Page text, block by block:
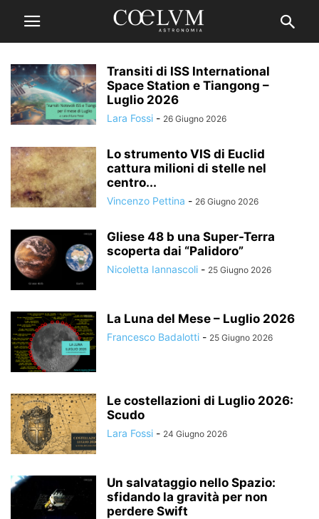
Transiti di ISS International
Space Station e Tiangong –
Luglio 2026
Lara Fossi - 26 Giugno 2026
Lo strumento VIS di Euclid
cattura milioni di stelle nel
centro...
Vincenzo Pettina - 26 Giugno 2026
Gliese 48 b una Super-Terra
scoperta dai “Palidoro”
Nicoletta Iannascoli - 25 Giugno 2026
La Luna del Mese – Luglio 2026
Francesco Badalotti - 25 Giugno 2026
Le costellazioni di Luglio 2026:
Scudo
Lara Fossi - 24 Giugno 2026
Un salvataggio nello Spazio:
sfidando la gravità per non
perdere Swift